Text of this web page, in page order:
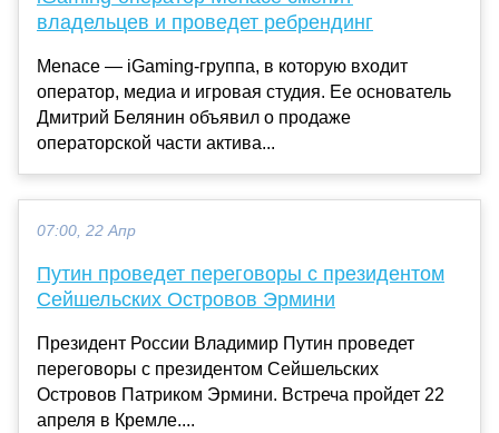
владельцев и проведет ребрендинг
Menace — iGaming-группа, в которую входит
оператор, медиа и игровая студия. Ее основатель
Дмитрий Белянин объявил о продаже
операторской части актива...
07:00, 22 Апр
Путин проведет переговоры с президентом
Сейшельских Островов Эрмини
Президент России Владимир Путин проведет
переговоры с президентом Сейшельских
Островов Патриком Эрмини. Встреча пройдет 22
апреля в Кремле....